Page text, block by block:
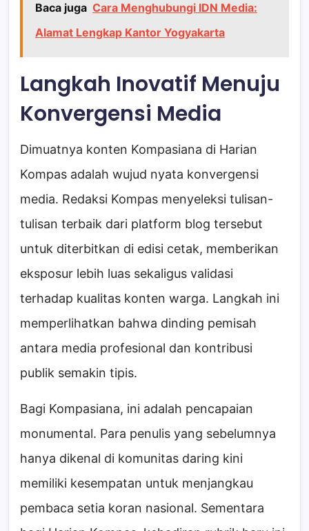
Baca juga Cara Menghubungi IDN Media:
Alamat Lengkap Kantor Yogyakarta
Langkah Inovatif Menuju
Konvergensi Media
Dimuatnya konten Kompasiana di Harian
Kompas adalah wujud nyata konvergensi
media. Redaksi Kompas menyeleksi tulisan-
tulisan terbaik dari platform blog tersebut
untuk diterbitkan di edisi cetak, memberikan
eksposur lebih luas sekaligus validasi
terhadap kualitas konten warga. Langkah ini
memperlihatkan bahwa dinding pemisah
antara media profesional dan kontribusi
publik semakin tipis.
Bagi Kompasiana, ini adalah pencapaian
monumental. Para penulis yang sebelumnya
hanya dikenal di komunitas daring kini
memiliki kesempatan untuk menjangkau
pembaca setia koran nasional. Sementara